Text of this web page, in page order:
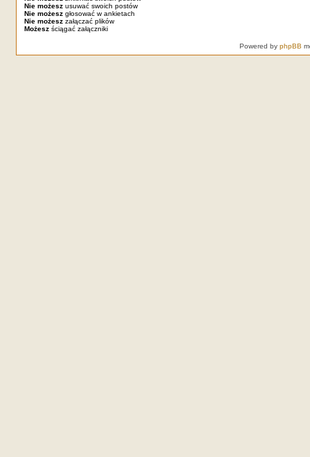
Nie możeszusuwać swoich postów
Nie możeszgłosować w ankietach
Nie możeszzałączać plików
Możeszściągać załączniki
Powered by phpBB